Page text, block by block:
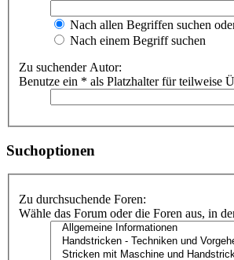
Nach allen Begriffen suchen
Nach einem Begriff suchen
Zu suchender Autor:
Benutze ein * als Platzhalter für teilweise
Suchoptionen
Zu durchsuchende Foren:
Wähle das Forum oder die Foren aus, in